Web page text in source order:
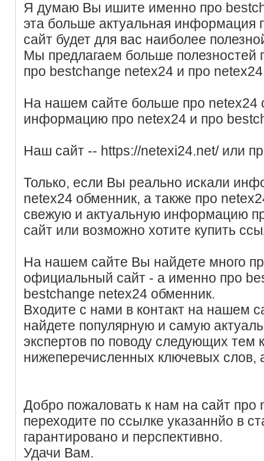
Я думаю Вы ишите именно про
эта больше актуальная
сайт будет для вас наиболее
Мы предлагаем больше полезностей
про bestchange netex24 и про
На нашем сайте больше про netex24
информацию про netex24 и про
Наш сайт -- https://netexi24.net/ или
Только, если Вы реально искали
netex24 обменник, а также про
свежую и актуальную информацию
сайт или возможно хотите купить
На нашем сайте Вы найдете много
официальный сайт - а именно про
bestchange netex24 обменник.
Входите с нами в контакт на нашем
найдете популярную и самую
экспертов по поводу следующих тем
нижеперечисленных ключевых слов,
Добро пожаловать к нам на сайт про
переходите по ссылке указаннйо в
гарантировано и перспективно.
Удачи Вам.